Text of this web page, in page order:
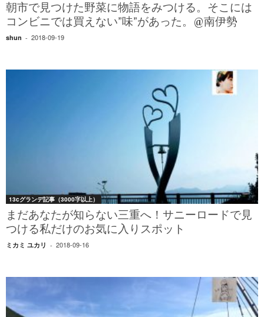
朝市で見つけた野菜に物語をみつける。そこには
コンビニでは買えない”味”があった。@南伊勢
shun - 2018-09-19
13cグランデ記事（3000字以上）
まだあなたが知らない三重へ！サニーロードで見
つける私だけのお気に入りスポット
ミカミ ユカリ - 2018-09-16